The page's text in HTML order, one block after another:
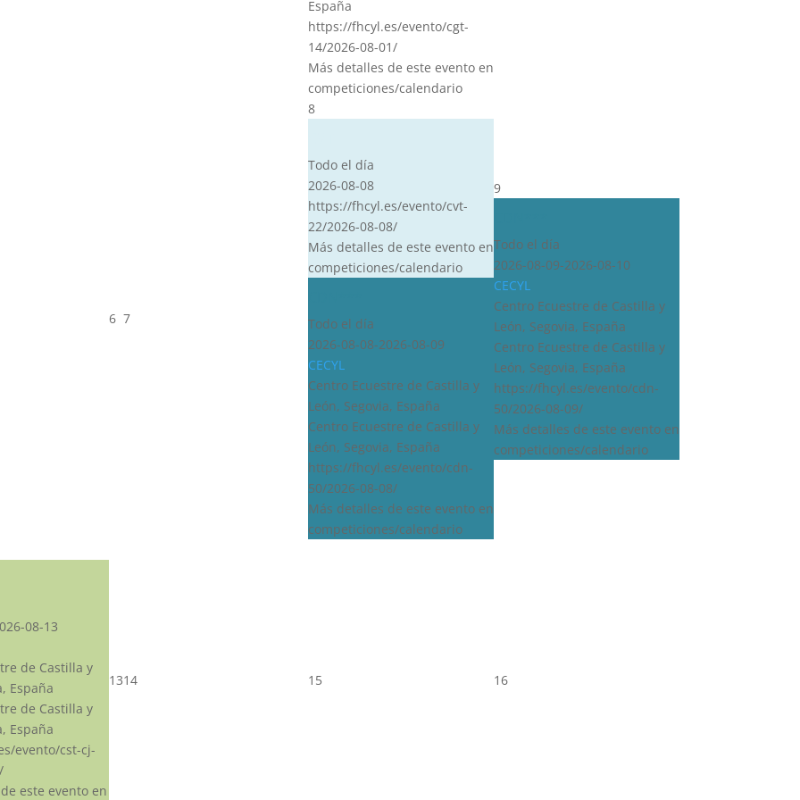
España
https://fhcyl.es/evento/cgt-
14/2026-08-01/
Más detalles de este evento en
competiciones/calendario
6 7
8
Todo el día
2026-08-08
https://fhcyl.es/evento/cvt-
22/2026-08-08/
Más detalles de este evento en
competiciones/calendario
Todo el día
2026-08-08-2026-08-09
CECYL
Centro Ecuestre de Castilla y
León, Segovia, España
Centro Ecuestre de Castilla y
León, Segovia, España
https://fhcyl.es/evento/cdn-
50/2026-08-08/
Más detalles de este evento en
competiciones/calendario
9
Todo el día
2026-08-09-2026-08-10
CECYL
Centro Ecuestre de Castilla y
León, Segovia, España
Centro Ecuestre de Castilla y
León, Segovia, España
https://fhcyl.es/evento/cdn-
50/2026-08-09/
Más detalles de este evento en
competiciones/calendario
08-13
de Castilla y
España
de Castilla y
España
evento/cst-cj-
este evento en
1314 15 16